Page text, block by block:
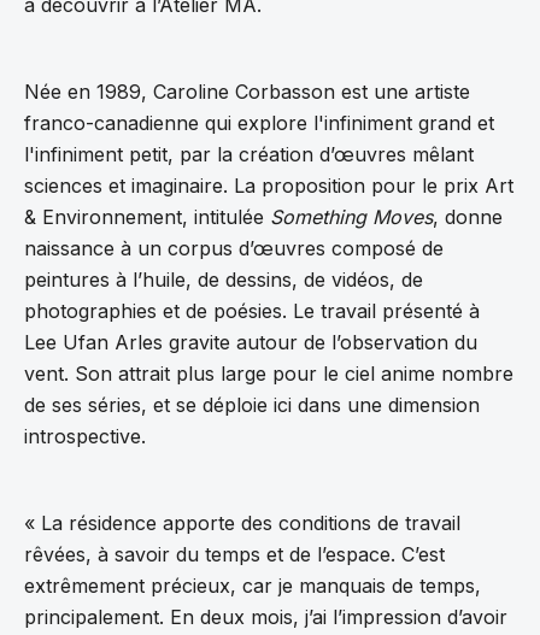
à découvrir à l’Atelier MA.
Née en 1989, Caroline Corbasson est une artiste
franco-canadienne qui explore l'infiniment grand et
l'infiniment petit, par la création d’œuvres mêlant
sciences et imaginaire. La proposition pour le prix Art
& Environnement, intitulée Something Moves, donne
naissance à un corpus d’œuvres composé de
peintures à l’huile, de dessins, de vidéos, de
photographies et de poésies. Le travail présenté à
Lee Ufan Arles gravite autour de l’observation du
vent. Son attrait plus large pour le ciel anime nombre
de ses séries, et se déploie ici dans une dimension
introspective.
« La résidence apporte des conditions de travail
rêvées, à savoir du temps et de l’espace. C’est
extrêmement précieux, car je manquais de temps,
principalement. En deux mois, j’ai l’impression d’avoir